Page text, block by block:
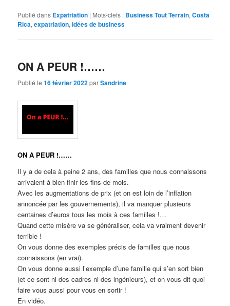
Publié dans Expatriation | Mots-clefs : Business Tout Terrain,Costa
Rica,expatriation,idées de business
ON A PEUR !……
Publié le16 février 2022parSandrine
ON A PEUR !……
Il y a de cela à peine 2 ans, des familles que nous connaissons
arrivaient à bien finir les fins de mois.
Avec les augmentations de prix (et on est loin de l’inflation
annoncée par les gouvernements), il va manquer plusieurs
centaines d’euros tous les mois à ces familles !…
Quand cette misère va se généraliser, cela va vraiment devenir
terrible !
On vous donne des exemples précis de familles que nous
connaissons (en vrai).
On vous donne aussi l’exemple d’une famille qui s’en sort bien
(et ce sont ni des cadres ni des ingénieurs), et on vous dit quoi
faire vous aussi pour vous en sortir !
En vidéo.